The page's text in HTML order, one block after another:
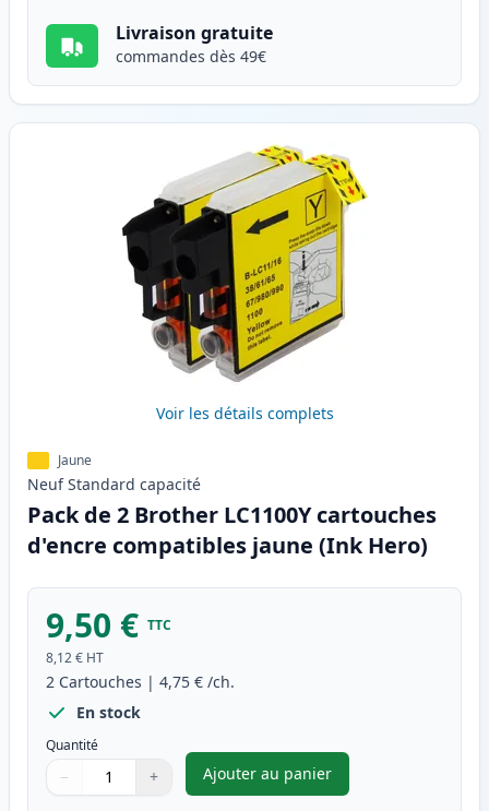
Livraison gratuite
commandes dès 49€
Voir les détails complets
Jaune
Neuf Standard capacité
Pack de 2 Brother LC1100Y cartouches
d'encre compatibles jaune (Ink Hero)
9,50 € TTC
8,12 € HT
2 Cartouches | 4,75 € /ch.
En stock
Quantité
Quantité
Utilisez les boutons pour ajuster
− +
Quantité
Ajouter au panier
,Pack de 2 Brother LC1100Y